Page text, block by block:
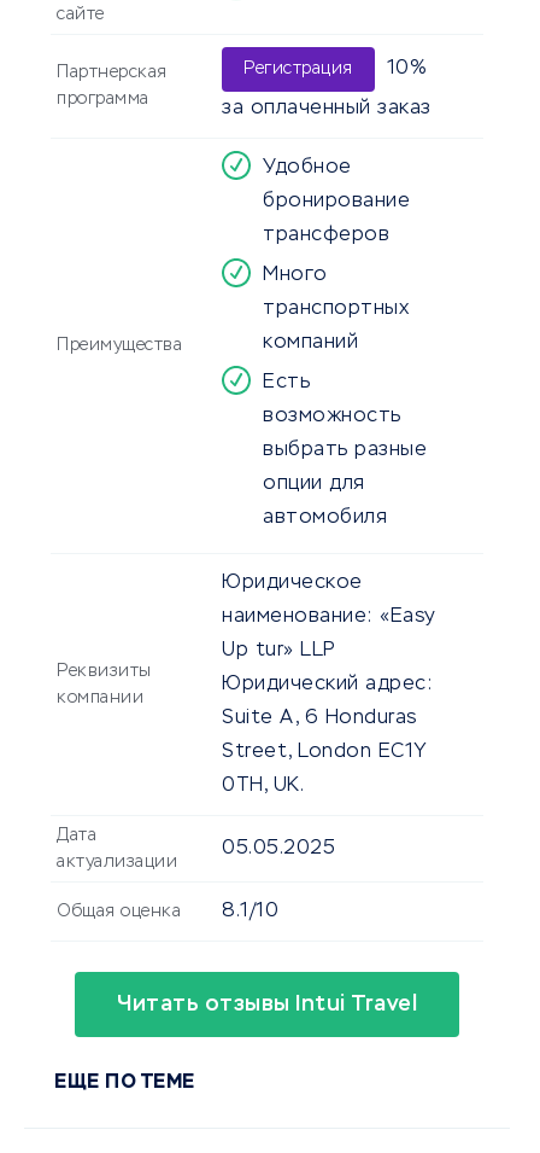
сайте
Партнерская
программа
Регистрация 10%
за оплаченный заказ
Преимущества
Удобное
бронирование
трансферов
Много
транспортных
компаний
Есть
возможность
выбрать разные
опции для
автомобиля
Реквизиты
компании
Юридическое
наименование: «Easy
Up tur» LLP
Юридический адрес:
Suite A, 6 Honduras
Street, London EC1Y
0TH, UK.
Дата
актуализации
05.05.2025
Общая оценка 8.1/10
Читать отзывы Intui Travel
ЕЩЕ ПО ТЕМЕ